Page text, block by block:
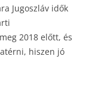
Jugoszláv idők
2018 előtt, és
hiszen jó